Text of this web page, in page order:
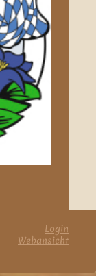
Login
Webansicht